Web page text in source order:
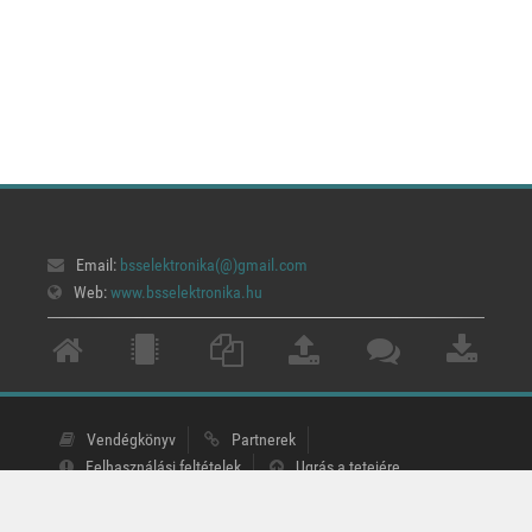
Email: bsselektronika(@)gmail.com
Web:www.bsselektronika.hu
Vendégkönyv
Partnerek
Felhasználási feltételek
Ugrás a tetejére